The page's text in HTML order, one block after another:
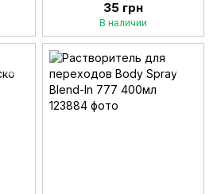
шт.)
35 грн
В наличии